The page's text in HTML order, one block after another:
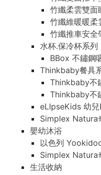
竹纖柔雲雙面
竹纖維暖暖柔
竹纖推車安全
水杯.保冷杯系列
BBox 不鏽鋼
Thinkbaby餐具
Thinkbaby不
Thinkbaby不
eLIpseKids 幼
Simplex Natura
嬰幼沐浴
以色列
Simplex Natura
生活收納